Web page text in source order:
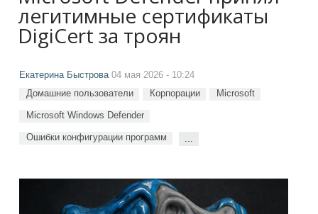
легитимные сертификаты
DigiCert за троян
Екатерина Быстрова04 мая 2026 - 10:24
Домашние пользователи Корпорации Microsoft
Microsoft Windows Defender
Ошибки конфигурации программ ...